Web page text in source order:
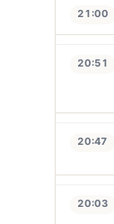
21:00
20:51
20:47
20:03